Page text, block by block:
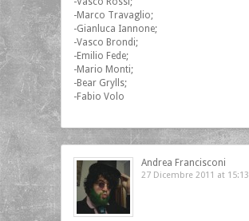
-Marco Travaglio;
-Gianluca Iannone;
-Vasco Brondi;
-Emilio Fede;
-Mario Monti;
-Bear Grylls;
-Fabio Volo
Andrea Francisconi
27 Dicembre 2011 at 15:13